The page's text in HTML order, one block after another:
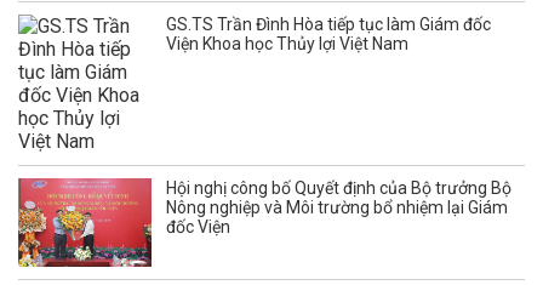
GS.TS Trần Đình Hòa tiếp tục làm Giám đốc
Viện Khoa học Thủy lợi Việt Nam
Hội nghị công bố Quyết định của Bộ trưởng Bộ
Nông nghiệp và Môi trường bổ nhiệm lại Giám
đốc Viện